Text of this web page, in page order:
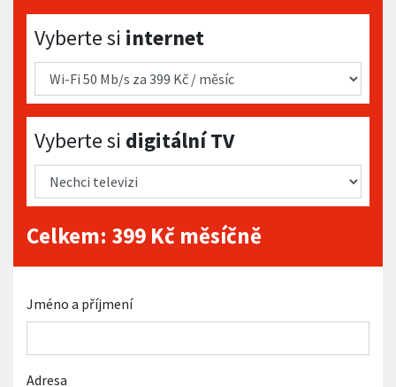
Vyberte si internet
Vyberte si internet
Vyberte si digitální TV
Vyberte si digitální TV
Celkem: 399 Kč měsíčně
Jméno a příjmení
Adresa